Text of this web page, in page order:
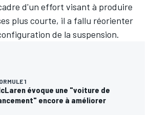
d'un effort visant à produire
plus courte, il a fallu réorienter
de la suspension.
1
évoque une "voiture de
encore à améliorer